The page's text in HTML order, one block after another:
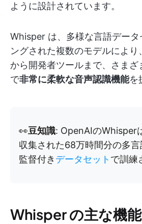
ように設計されています。
Whisper は、多様な言語データ
ングされた複数のモデルにより
から開発者ツールまで、さまざ
で非常に柔軟な音声認識機能を
👀豆知識: OpenAIのWhisper
収集された68万時間分の多
監督付き データセット で訓練
Whisper の主な機能